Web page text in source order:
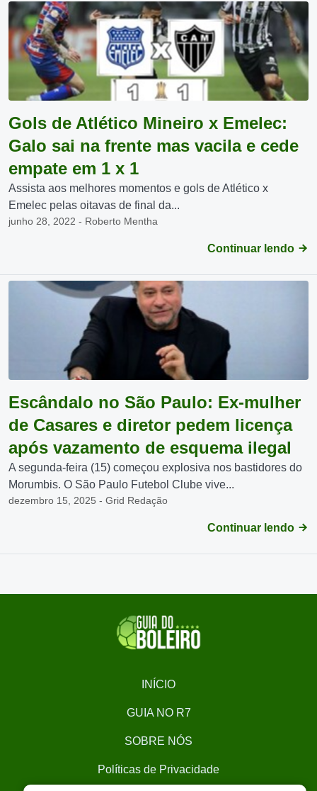
Gols de Atlético Mineiro x Emelec:
Galo sai na frente mas vacila e cede
empate em 1 x 1
Assista aos melhores momentos e gols de Atlético x
Emelec pelas oitavas de final da...
junho 28, 2022 - Roberto Mentha
Continuar lendo
Escândalo no São Paulo: Ex-mulher
de Casares e diretor pedem licença
após vazamento de esquema ilegal
A segunda-feira (15) começou explosiva nos bastidores do
Morumbis. O São Paulo Futebol Clube vive...
dezembro 15, 2025 - Grid Redação
Continuar lendo
INÍCIO
GUIA NO R7
SOBRE NÓS
Políticas de Privacidade